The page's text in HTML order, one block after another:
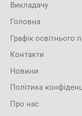
Викладачу
Головна
Графік освітнього
Контакти
Новини
Політика
Про нас